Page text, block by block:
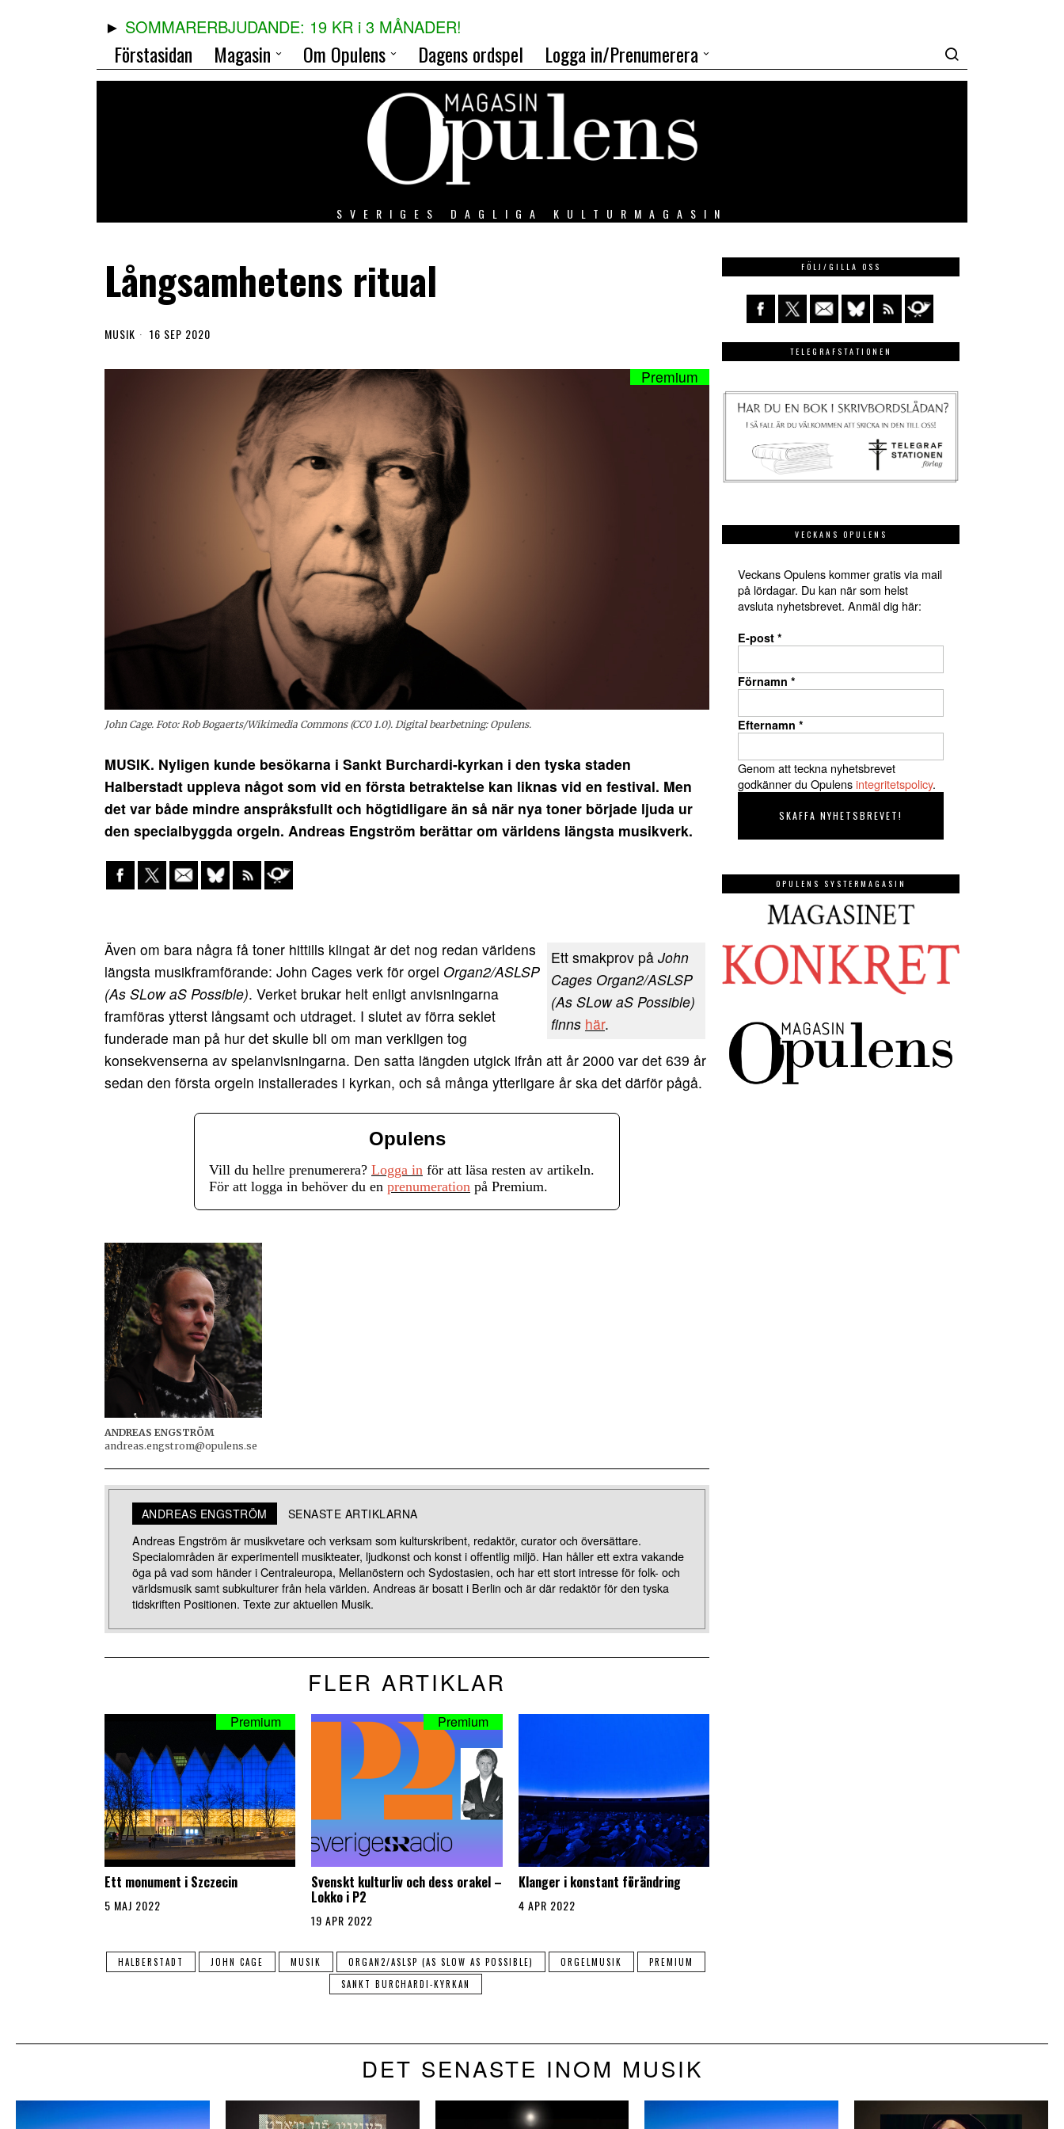
SOMMARERBJUDANDE: 19 KR i 3 MÅNADER!
Förstasidan Magasin Om Opulens Dagens ordspel Logga in/Prenumerera
SVERIGES DAGLIGA KULTURMAGASIN
Långsamhetens ritual
MUSIK 16 SEP 2020
John Cage. Foto: Rob Bogaerts/Wikimedia Commons (CC0 1.0). Digital bearbetning: Opulens.
MUSIK. Nyligen kunde besökarna i Sankt Burchardi-kyrkan i den tyska staden
Halberstadt uppleva något som vid en första betraktelse kan liknas vid en festival. Men
det var både mindre anspråksfullt och högtidligare än så när nya toner började ljuda ur
den specialbyggda orgeln. Andreas Engström berättar om världens längsta musikverk.
Ett smakprov på John
Cages Organ2/ASLSP
(As SLow aS Possible)
finns här.
Även om bara några få toner hittills klingat är det nog redan världens
längsta musikframförande: John Cages verk för orgel Organ2/ASLSP
(As SLow aS Possible). Verket brukar helt enligt anvisningarna
framföras ytterst långsamt och utdraget. I slutet av förra seklet
funderade man på hur det skulle bli om man verkligen tog
konsekvenserna av spelanvisningarna. Den satta längden utgick ifrån att år 2000 var det 639 år
sedan den första orgeln installerades i kyrkan, och så många ytterligare år ska det därför pågå.
Opulens
Vill du hellre prenumerera? Logga in för att läsa resten av artikeln.
För att logga in behöver du en prenumeration på Premium.
ANDREAS ENGSTRÖM
andreas.engstrom@opulens.se
ANDREAS ENGSTRÖM SENASTE ARTIKLARNA
Andreas Engström är musikvetare och verksam som kulturskribent, redaktör, curator och översättare.
Specialområden är experimentell musikteater, ljudkonst och konst i offentlig miljö. Han håller ett extra vakande
öga på vad som händer i Centraleuropa, Mellanöstern och Sydostasien, och har ett stort intresse för folk- och
världsmusik samt subkulturer från hela världen. Andreas är bosatt i Berlin och är där redaktör för den tyska
tidskriften Positionen. Texte zur aktuellen Musik.
FLER ARTIKLAR
Ett monument i Szczecin
5 MAJ 2022
Svenskt kulturliv och dess orakel –
Lokko i P2
19 APR 2022
Klanger i konstant förändring
4 APR 2022
HALBERSTADT JOHN CAGE MUSIK ORGAN2/ASLSP (AS SLOW AS POSSIBLE) ORGELMUSIK
PREMIUM
SANKT BURCHARDI-KYRKAN
FÖLJ/GILLA OSS
TELEGRAFSTATIONEN
VECKANS OPULENS
Veckans Opulens kommer gratis via mail
på lördagar. Du kan när som helst
avsluta nyhetsbrevet. Anmäl dig här:
E-post *
Förnamn *
Efternamn *
Genom att teckna nyhetsbrevet
godkänner du Opulensintegritetspolicy.
OPULENS SYSTERMAGASIN
DET SENASTE INOM MUSIK